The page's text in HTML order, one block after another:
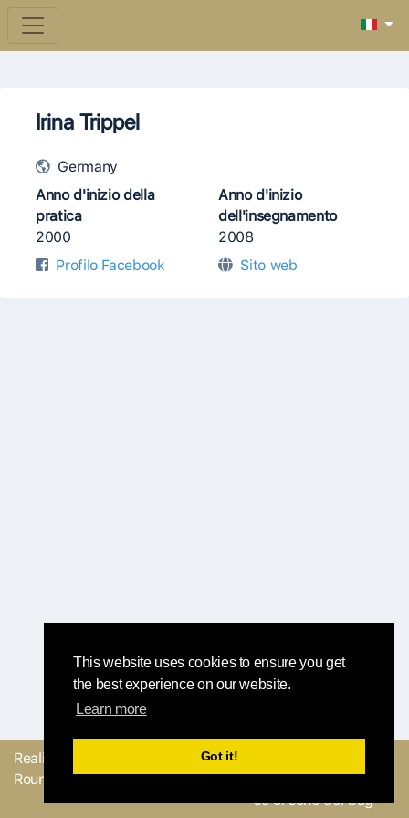
This website uses cookies to ensure you get
the best experience on our website.
Learn more
Got it!
Irina Trippel
Germany
Anno d'inizio della
pratica
2000
Anno d'inizio
dell'insegnamento
2008
Profilo Facebook
Sito web
Realizzato con
Round Robin team
feedback o facci sapere
se ci sono dei bug